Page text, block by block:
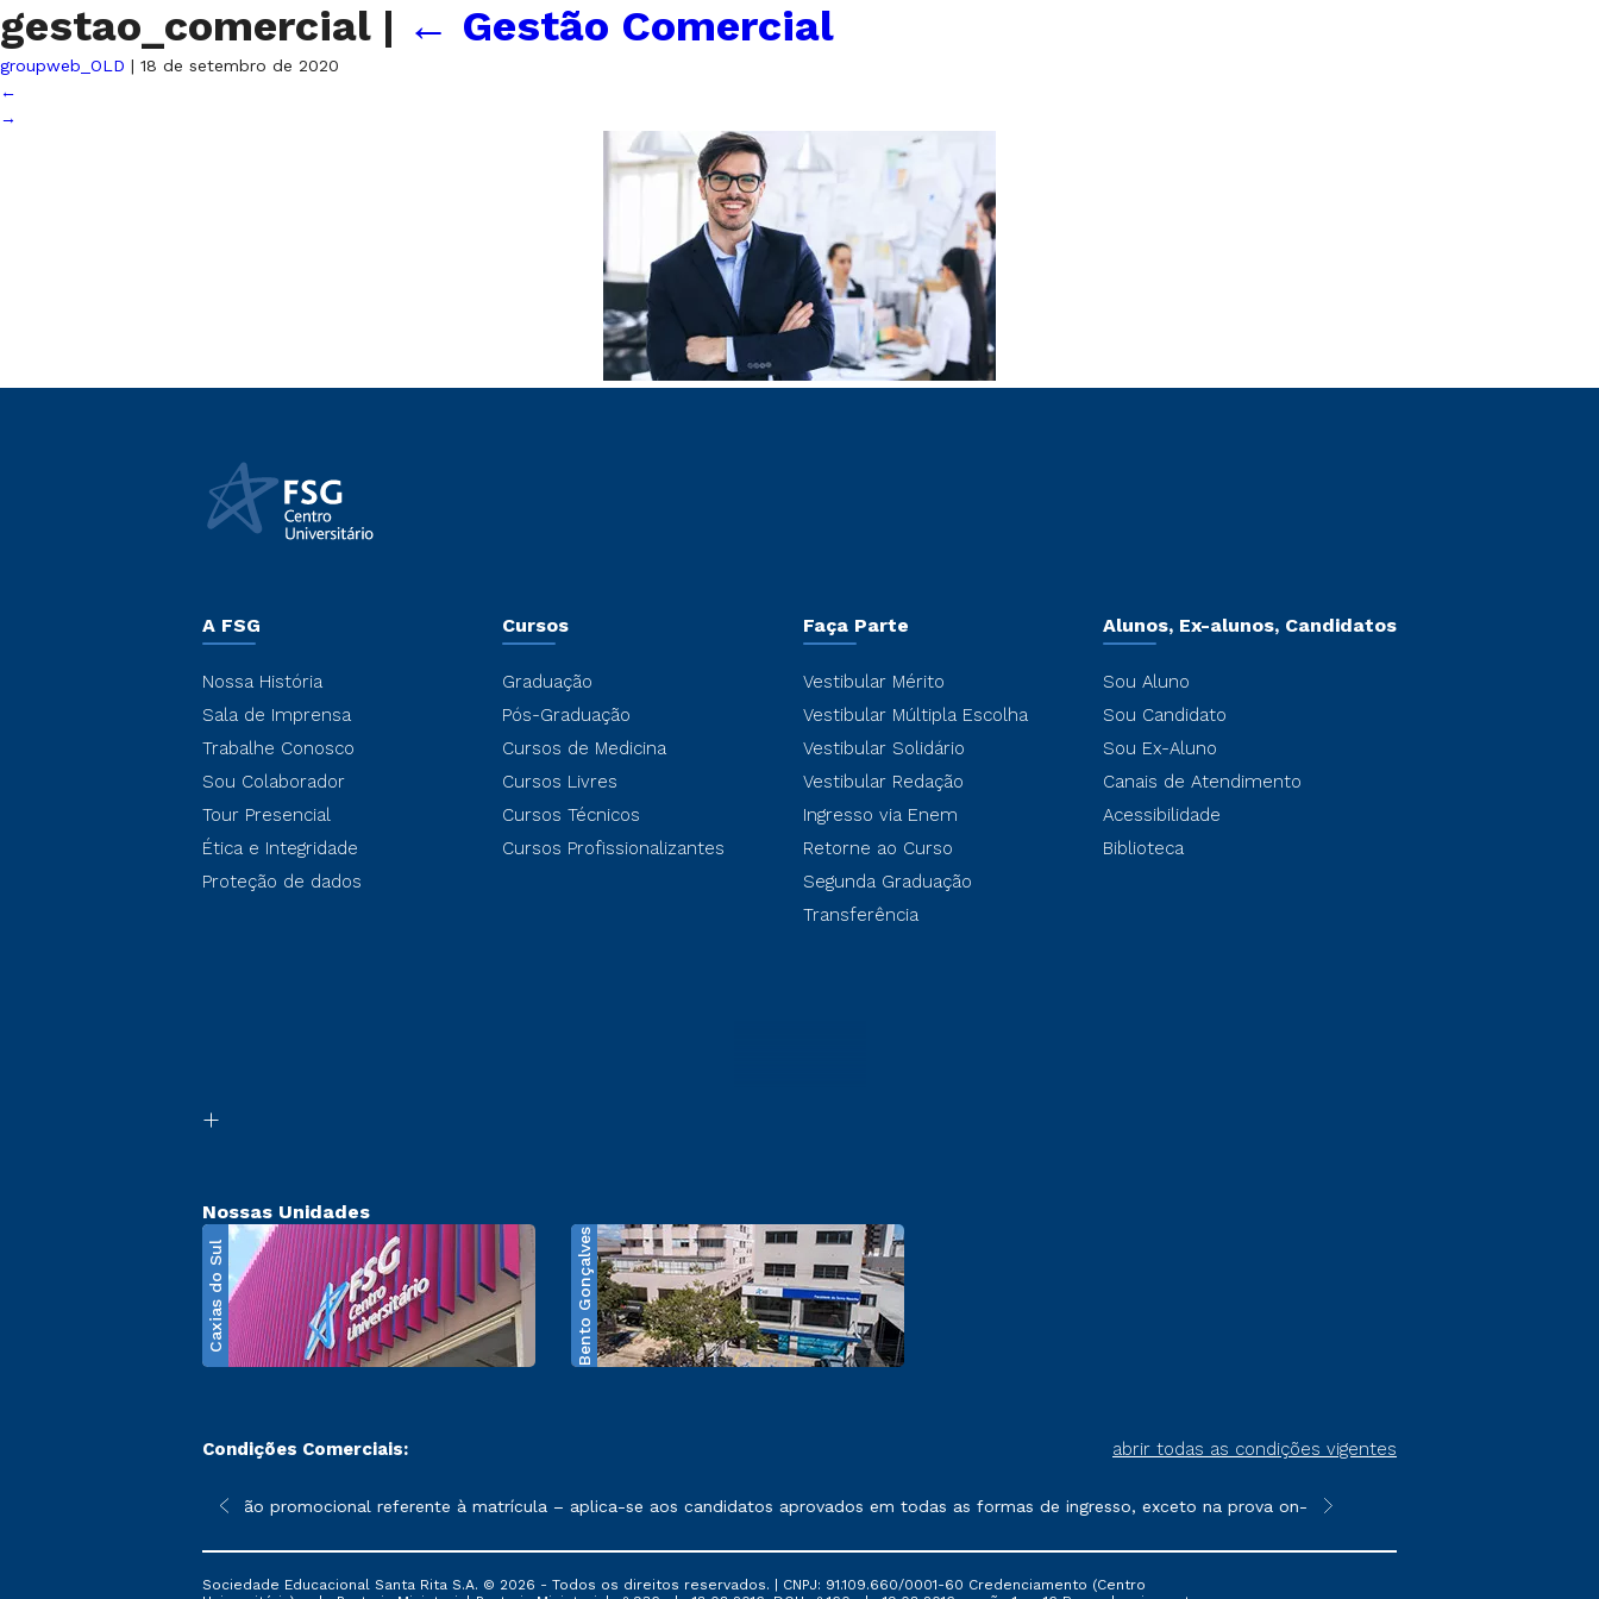
gestao_comercial | ← Gestão Comercial
groupweb_OLD | 18 de setembro de 2020
←
→
A FSG
Nossa História
Sala de Imprensa
Trabalhe Conosco
Sou Colaborador
Tour Presencial
Ética e Integridade
Proteção de dados
Cursos
Graduação
Pós-Graduação
Cursos de Medicina
Cursos Livres
Cursos Técnicos
Cursos Profissionalizantes
Faça Parte
Vestibular Mérito
Vestibular Múltipla Escolha
Vestibular Solidário
Vestibular Redação
Ingresso via Enem
Retorne ao Curso
Segunda Graduação
Transferência
Alunos, Ex-alunos, Candidatos
Sou Aluno
Sou Candidato
Sou Ex-Aluno
Canais de Atendimento
Acessibilidade
Biblioteca
Nossas Unidades
Caxias do Sul Bento Gonçalves
Condições Comerciais: abrir todas as condições vigentes
sofrer alterações nos períodos de rematrícula conforme exposto no contrato de prestação de serviços.
*A condição promocional referente à matrícula – aplica-se aos candidatos aprovados em todas as formas de ingresso, exceto na prova on-line ou agendada, que ofertam
**Semipresencial é um formato do
Sociedade Educacional Santa Rita S.A. © 2026 - Todos os direitos reservados. | CNPJ: 91.109.660/0001-60 Credenciamento (Centro